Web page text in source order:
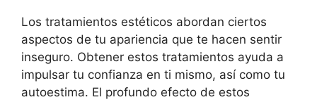
Los tratamientos estéticos abordan ciertos
aspectos de tu apariencia que te hacen sentir
inseguro. Obtener estos tratamientos ayuda a
impulsar tu confianza en ti mismo, así como tu
autoestima. El profundo efecto de estos